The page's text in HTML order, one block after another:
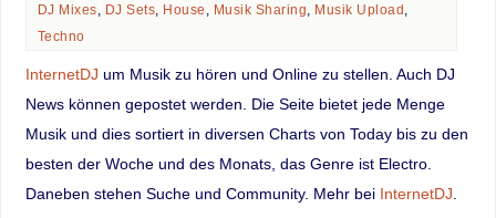
DJ Mixes
DJ Sets House Musik Sharing Musik Upload
Techno
InternetDJ um Musik zu hören und Online zu stellen. Auch DJ
News können gepostet werden. Die Seite bietet jede Menge
Musik und dies sortiert in diversen Charts von Today bis zu den
besten der Woche und des Monats, das Genre ist Electro.
Daneben stehen Suche und Community. Mehr bei InternetDJ